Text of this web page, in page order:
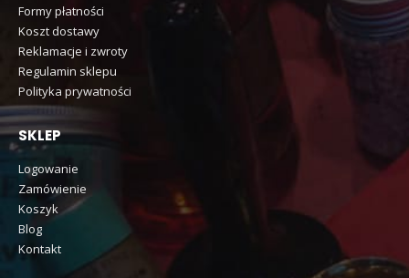
Formy płatności
Koszt dostawy
Reklamacje i zwroty
Regulamin sklepu
Polityka prywatności
SKLEP
Logowanie
Zamówienie
Koszyk
Blog
Kontakt